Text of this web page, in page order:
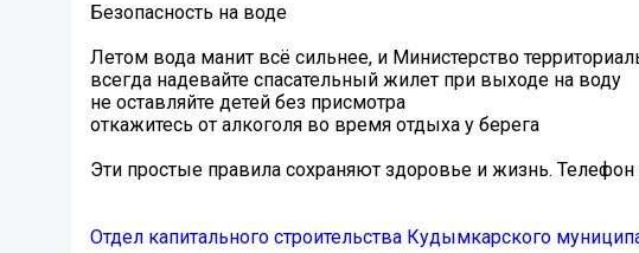
Безопасность на воде
Летом вода манит всё сильнее, и Министерство
всегда надевайте спасательный жилет при выходе на воду
не оставляйте детей без присмотра
откажитесь от алкоголя во время отдыха у берега
Эти простые правила сохраняют здоровье и жизнь.
Отдел капитального строительства Кудымкарского